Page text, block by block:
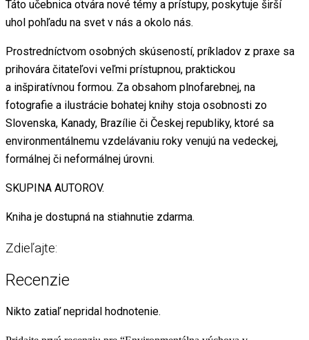
Táto učebnica otvára nové témy a prístupy, poskytuje širší
uhol pohľadu na svet v nás a okolo nás.
Prostredníctvom osobných skúseností, príkladov z praxe sa
prihovára čitateľovi veľmi prístupnou, praktickou
a inšpiratívnou formou. Za obsahom plnofarebnej, na
fotografie a ilustrácie bohatej knihy stoja osobnosti zo
Slovenska, Kanady, Brazílie či Českej republiky, ktoré sa
environmentálnemu vzdelávaniu roky venujú na vedeckej,
formálnej či neformálnej úrovni.
SKUPINA AUTOROV.
Kniha je dostupná na stiahnutie zdarma.
Zdieľajte:
Recenzie
Nikto zatiaľ nepridal hodnotenie.